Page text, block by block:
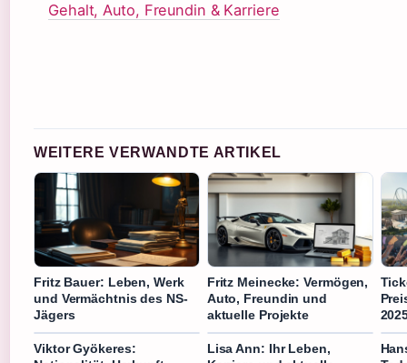
Gehalt, Auto, Freundin & Karriere
WEITERE VERWANDTE ARTIKEL
Fritz Bauer: Leben, Werk
und Vermächtnis des NS-
Jägers
Fritz Meinecke: Vermögen,
Auto, Freundin und
aktuelle Projekte
Viktor Gyökeres:
Lisa Ann: Ihr Leben,